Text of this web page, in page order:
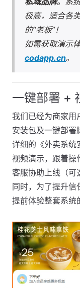
极高，适合各
的“老板”！
如需获取演示
codapp.cn。
一键部署 +
我们已经为商家用
安装包及一键部署
详细的《外卖系统
视频演示，跟着操
客服协助上线（可
同时，为了提升信
提前体验整套系统